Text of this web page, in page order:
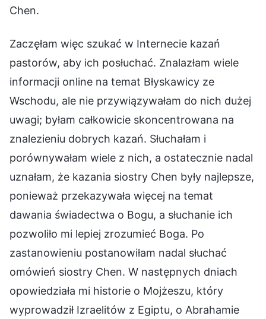
Chen.
Zaczęłam więc szukać w Internecie kazań
pastorów, aby ich posłuchać. Znalazłam wiele
informacji online na temat Błyskawicy ze
Wschodu, ale nie przywiązywałam do nich dużej
uwagi; byłam całkowicie skoncentrowana na
znalezieniu dobrych kazań. Słuchałam i
porównywałam wiele z nich, a ostatecznie nadal
uznałam, że kazania siostry Chen były najlepsze,
ponieważ przekazywała więcej na temat
dawania świadectwa o Bogu, a słuchanie ich
pozwoliło mi lepiej zrozumieć Boga. Po
zastanowieniu postanowiłam nadal słuchać
omówień siostry Chen. W następnych dniach
opowiedziała mi historie o Mojżeszu, który
wyprowadził Izraelitów z Egiptu, o Abrahamie